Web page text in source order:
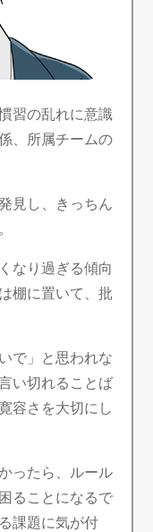
習の乱れに意識
、所属チームの
見し、きっちん
なり過ぎる傾向
棚に置いて、批
で」と思われな
い切れることば
容さを大切にし
ったら、ルール
ることになるで
課題に気が付